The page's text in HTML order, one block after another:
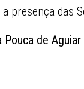
presença das
Pouca de